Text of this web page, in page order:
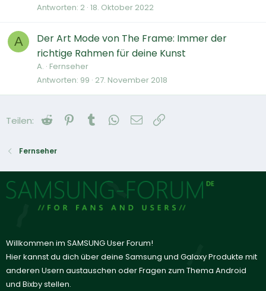
Antworten 2 18. Oktober 2022
A
Der Art Mode von The Frame: Immer der
richtige Rahmen für deine Kunst
A. Fernseher
Antworten 99 27. November 2018
Teilen: Reddit Pinterest
Tumblr WhatsApp
E-Mail
Fernseher
Willkommen im SAMSUNG User Forum!
Hier kannst du dich über deine Samsung und Galaxy Produkte mit
anderen Usern austauschen oder Fragen zum Thema Android
und Bixby stellen.